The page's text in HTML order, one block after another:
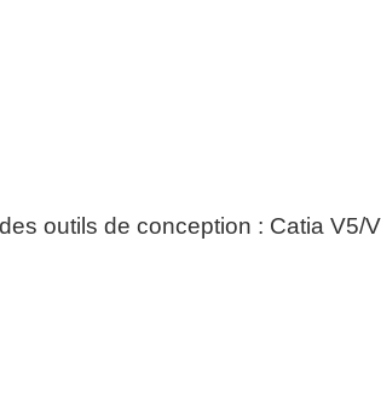
outils de conception : Catia V5/